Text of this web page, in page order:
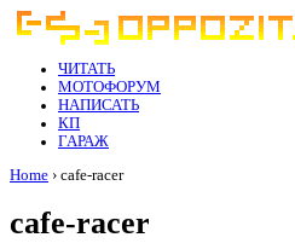
ЧИТАТЬ
МОТОФОРУМ
НАПИСАТЬ
КП
ГАРАЖ
Home › cafe-racer
cafe-racer